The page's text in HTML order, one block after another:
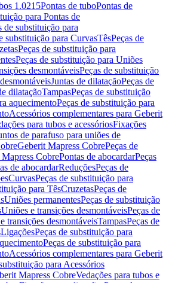
1.0215Pontas de tuboPontas de
para Pontas de
de substituição para
substituição para CurvasTêsPeças de
Peças de substituição para
Peças de substituição para Uniões
desmontáveisPeças de substituição
Juntas de dilataçãoPeças de
dilataçãoTampasPeças de substituição
aquecimentoPeças de substituição para
Acessórios complementares para Geberit
para tubos e acessóriosFixações
de parafuso para uniões de
Geberit Mapress CobrePeças de
CobrePontas de abocardarPeças
de abocardarReduçõesPeças de
CurvasPeças de substituição para
para TêsCruzetasPeças de
Uniões permanentesPeças de substituição
Uniões e transições desmontáveisPeças de
transições desmontáveisTampasPeças de
LigaçõesPeças de substituição para
Peças de substituição para
Acessórios complementares para Geberit
para Acessórios
Mapress CobreVedações para tubos e